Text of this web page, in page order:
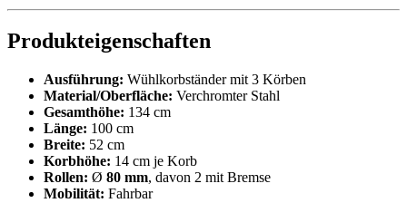
Produkteigenschaften
Ausführung: Wühlkorbständer mit 3 Körben
Material/Oberfläche: Verchromter Stahl
Gesamthöhe: 134 cm
Länge: 100 cm
Breite: 52 cm
Korbhöhe: 14 cm je Korb
Rollen: Ø 80 mm, davon 2 mit Bremse
Mobilität: Fahrbar